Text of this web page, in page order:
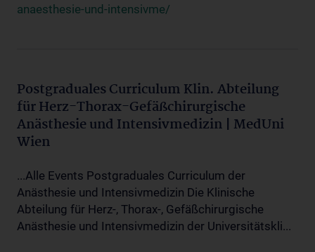
anaesthesie-und-intensivme/
Postgraduales Curriculum Klin. Abteilung
für Herz-Thorax-Gefäßchirurgische
Anästhesie und Intensivmedizin | MedUni
Wien
...Alle Events Postgraduales Curriculum der
Anästhesie und Intensivmedizin Die Klinische
Abteilung für Herz-, Thorax-, Gefäßchirurgische
Anästhesie und Intensivmedizin der Universitätskli...